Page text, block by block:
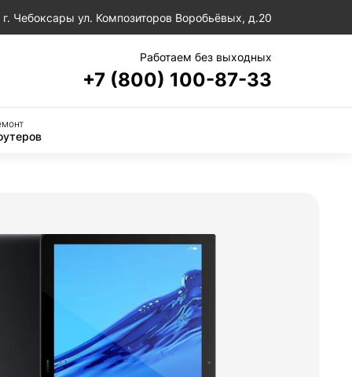
г. Чебоксары ул. Композиторов Воробьёвых, д.20
Работаем без выходных
+7 (800) 100-87-33